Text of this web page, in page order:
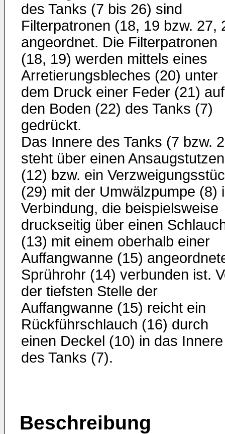
des Tanks (7 bis 26) sind
Filterpatronen (18, 19 bzw. 27,
angeordnet. Die Filterpatronen
(18, 19) werden mittels eines
Arretierungsbleches (20) unter
dem Druck einer Feder (21) auf
den Boden (22) des Tanks (7)
gedrückt.
Das Innere des Tanks (7 bzw.
steht über einen Ansaugstutzen
(12) bzw. ein
(29) mit der Umwälzpumpe (8)
Verbindung, die beispielsweise
druckseitig über einen
(13) mit einem oberhalb einer
Auffangwanne (15)
Sprührohr (14) verbunden ist.
der tiefsten Stelle der
Auffangwanne (15) reicht ein
Rückführschlauch (16) durch
einen Deckel (10) in das Innere
des Tanks (7).
Beschreibung